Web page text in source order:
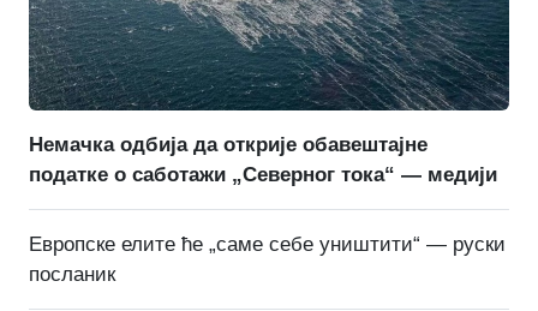
Немачка одбија да открије обавештајне
податке о саботажи „Северног тока“ — медији
Европске елите ће „саме себе уништити“ — руски
посланик